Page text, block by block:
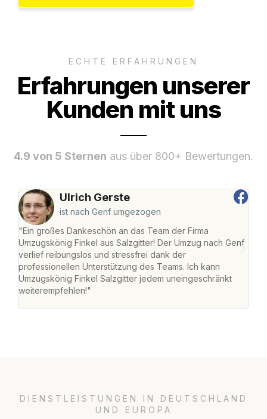
ECHTE ERFAHRUNGEN
Erfahrungen unserer
Kunden mit uns
4.9 von 5 Sternen aus über 800+ Bewertungen.
Ulrich Gerste
ist nach Genf umgezogen
"Ein großes Dankeschön an das Team der Firma
Umzugskönig Finkel aus Salzgitter! Der Umzug nach Genf
verlief reibungslos und stressfrei dank der
professionellen Unterstützung des Teams. Ich kann
Umzugskönig Finkel Salzgitter jedem uneingeschränkt
weiterempfehlen!"
DIENSTLEISTUNGEN IN DEUTSCHLAND
UND EUROPA